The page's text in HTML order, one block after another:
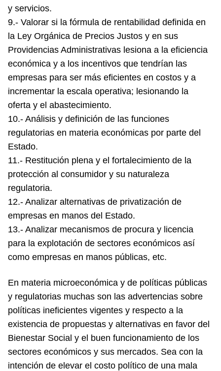
y servicios.
9.- Valorar si la fórmula de rentabilidad definida en
la Ley Orgánica de Precios Justos y en sus
Providencias Administrativas lesiona a la eficiencia
económica y a los incentivos que tendrían las
empresas para ser más eficientes en costos y a
incrementar la escala operativa; lesionando la
oferta y el abastecimiento.
10.- Análisis y definición de las funciones
regulatorias en materia económicas por parte del
Estado.
11.- Restitución plena y el fortalecimiento de la
protección al consumidor y su naturaleza
regulatoria.
12.- Analizar alternativas de privatización de
empresas en manos del Estado.
13.- Analizar mecanismos de procura y licencia
para la explotación de sectores económicos así
como empresas en manos públicas, etc.
En materia microeconómica y de políticas públicas
y regulatorias muchas son las advertencias sobre
políticas ineficientes vigentes y respecto a la
existencia de propuestas y alternativas en favor del
Bienestar Social y el buen funcionamiento de los
sectores económicos y sus mercados. Sea con la
intención de elevar el costo político de una mala